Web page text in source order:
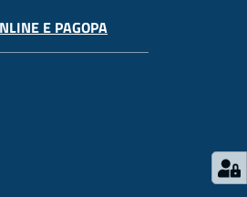
E PAGOPA